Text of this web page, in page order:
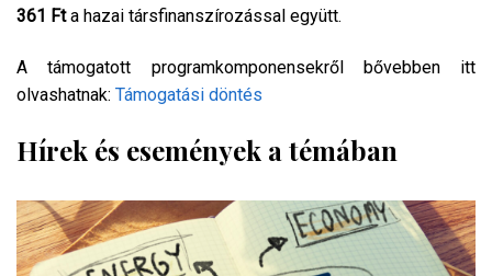
361 Fta hazai társfinanszírozással együtt.
A támogatott programkomponensekről bővebben itt
olvashatnak: Támogatási döntés
Hírek és események a témában